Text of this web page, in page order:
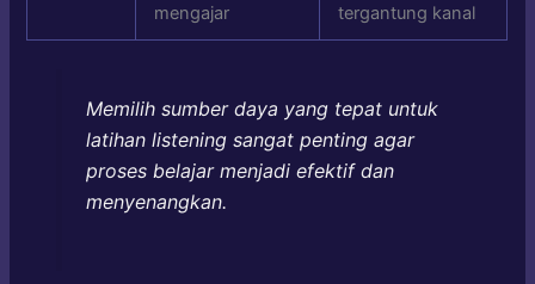
mengajar
tergantung kanal
Memilih sumber daya yang tepat untuk
latihan listening sangat penting agar
proses belajar menjadi efektif dan
menyenangkan.